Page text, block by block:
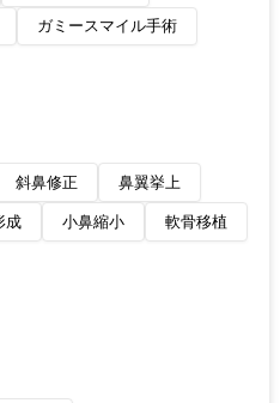
ガミースマイル手術
斜鼻修正 鼻翼挙上
成 小鼻縮小 軟骨移植